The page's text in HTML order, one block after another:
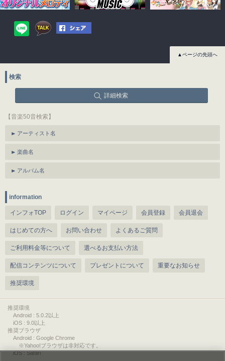
▲ページの先頭へ
検索
詳細検索
【音楽50音検索】
アーティスト名
楽曲名
アルバム名
information
インフォTOP ログイン マイページ 会員登録 会員退会
はじめての方へ お問い合わせ よくあるご質問
ご利用料金等について 選べるお支払い方法
配信コンテンツについて プレゼントについて 重要なお知らせ
推奨環境
推奨環境
Android : 5.0.2以上
iOS : 9.0以上
推奨ブラウザ
Android : Google Chrome
※Yahoo!ブラウザは非対応です。
iOS : Safari